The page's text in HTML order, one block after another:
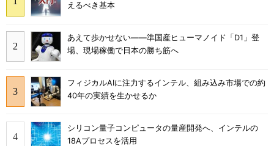
えるべき基本
あえて歩かせない――準国産ヒューマノイド「D1」登
場、現場稼働で日本の勝ち筋へ
フィジカルAIに注力するインテル、組み込み市場での約
40年の実績を生かせるか
シリコン量子コンピュータの量産開発へ、インテルの
18Aプロセスを活用